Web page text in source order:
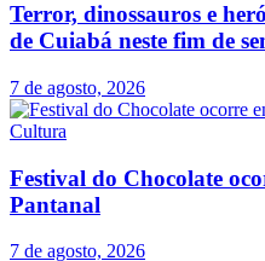
Terror, dinossauros e
de Cuiabá neste fim de
7 de agosto, 2026
Cultura
Festival do Chocolate
Pantanal
7 de agosto, 2026